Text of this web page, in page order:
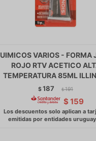
VARIOS - FORMA
ROJO RTV ACETICO
TEMPERATURA 85ML
$187 $ 191
$ 159